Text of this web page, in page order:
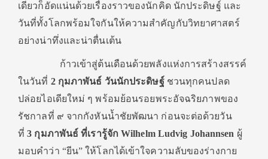
เดียวก็อัดแน่นด้วยเรื่องราวของนักคิด นักประดิษฐ์ และ
วันที่ทั้งโลกพร้อมใจกันให้ความสำคัญกับวิทยาศาสตร์
อย่างน่าทึ่งและน่าตื่นเต้น
ก้าวเข้าสู่ต้นเดือนด้วยพลังแห่งการสร้างสรรค์
ในวันที่ 2 กุมภาพันธ์ วันนักประดิษฐ์ชวนทุกคนปลด
ปล่อยไอเดียใหม่ ๆ พร้อมย้อนรอยพระอัจฉริยภาพของ
รัชกาลที่ ๙ จากกังหันน้ำชัยพัฒนา ก่อนจะต่อด้วยวัน
ที่3 กุมภาพันธ์ ที่เรารู้จัก Wilhelm Ludvig Johannsen ผู้
มอบคำว่า “ยีน” ให้โลกได้เข้าใจความลับของร่างกาย